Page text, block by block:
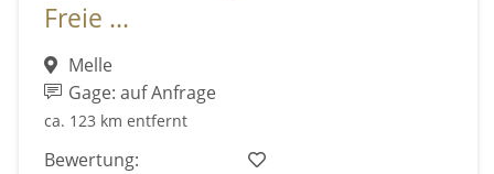
Freie ...
Melle
Gage: auf Anfrage
ca. 123 km entfernt
Bewertung: